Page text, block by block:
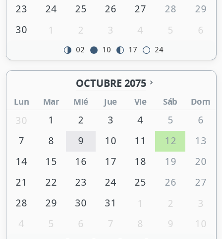
23
24 25 26 27 28
29
30
1 2 3 4 5 6
02 10 17 24
OCTUBRE 2075
Lun Mar Mié Jue Vie Sáb Dom
30 1 2 3 4 5
6
7
8 9 10 11 12
13
14
15 16 17 18 19
20
21
22 23 24 25 26
27
28
29 30 31 1 2
3
4
5 6 7 8 9 10